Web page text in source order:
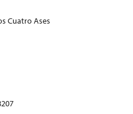
Cuatro Ases